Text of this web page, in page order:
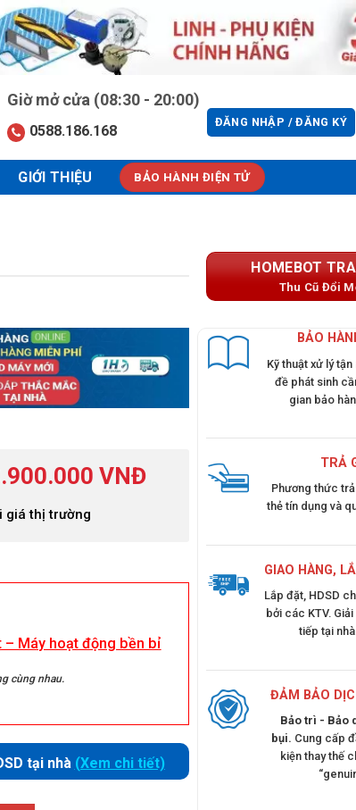
Giờ mở cửa (08:30 - 20:00)
0588.186.168
ĐĂNG NHẬP / ĐĂNG KÝ
GIỚI THIỆU BẢO HÀNH ĐIỆN TỬ
HOMEBOT
Thu Cũ Đổi
VNĐ
giá thị trường
– Máy hoạt động bền bỉ
cùng nhau.
tại nhà (Xem chi tiết)
BẢO
Kỹ thuật xử lý
đề phát sinh
gian bảo
TRẢ
Phương thức
thẻ tín dụng và
GIAO HÀNG,
Lắp đặt, HDSD
bởi các KTV.
tiếp tại
ĐẢM BẢO
Bảo trì - Bảo
bụi. Cung cấp
kiện thay thế